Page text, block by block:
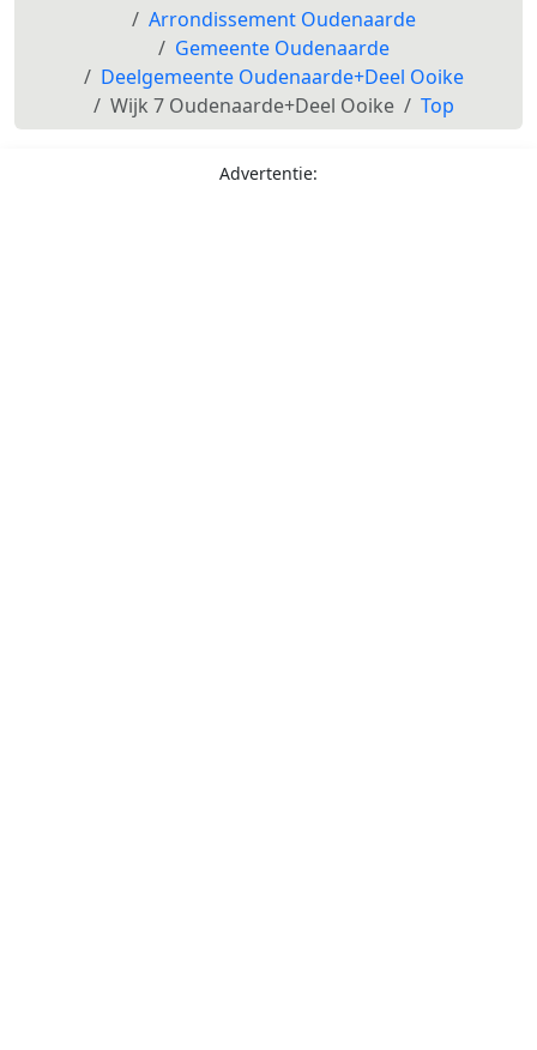
Arrondissement Oudenaarde
Gemeente Oudenaarde
Deelgemeente Oudenaarde+Deel Ooike
Wijk 7 Oudenaarde+Deel Ooike
Top
Advertentie: